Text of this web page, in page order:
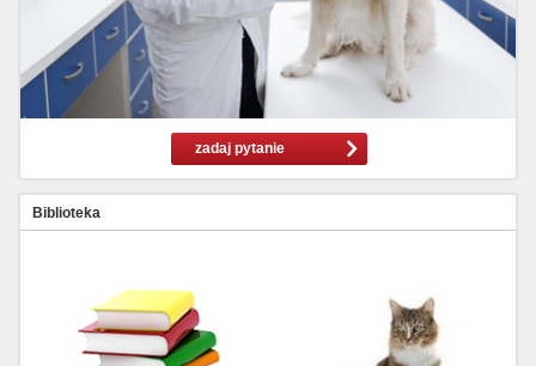
zadaj pytanie
Biblioteka